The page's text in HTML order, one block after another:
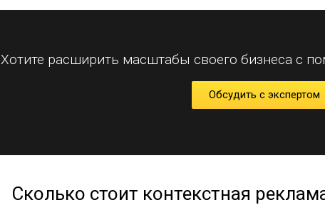
Хотите расширить масштабы своего бизнеса с
Обсудить с экспертом
Сколько стоит контекстная